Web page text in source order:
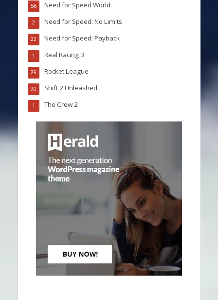
Need for Speed World
56
Need for Speed: No Limits
2
Need for Speed: Payback
22
Real Racing 3
1
Rocket League
29
Shift 2 Unleashed
90
The Crew 2
1